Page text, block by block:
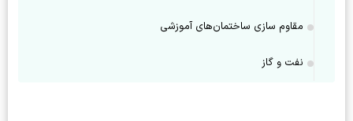
مقاوم سازی ساختمان‌های آموزشی
نفت و گاز